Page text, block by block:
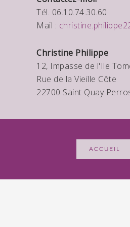
Tél. 06.10.74.30.60
Mail :
Christine Philippe
12, Impasse de l'Ile
Rue de la Vieille Côte
22700 Saint Quay
ACCUEIL